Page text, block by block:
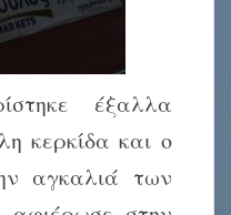
έξαλλα
κερκίδα και ο
αγκαλιά των